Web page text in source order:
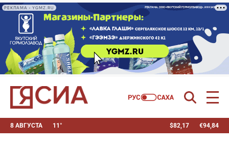
РЕКЛАМА • YGMZ.RU
8 АВГУСТА 11° $82,17 €94,84